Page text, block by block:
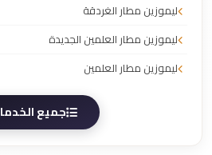
ليموزين مطار الغردقة
ليموزين مطار العلمين الجديدة
ليموزين مطار العلمين
جميع الخدمات